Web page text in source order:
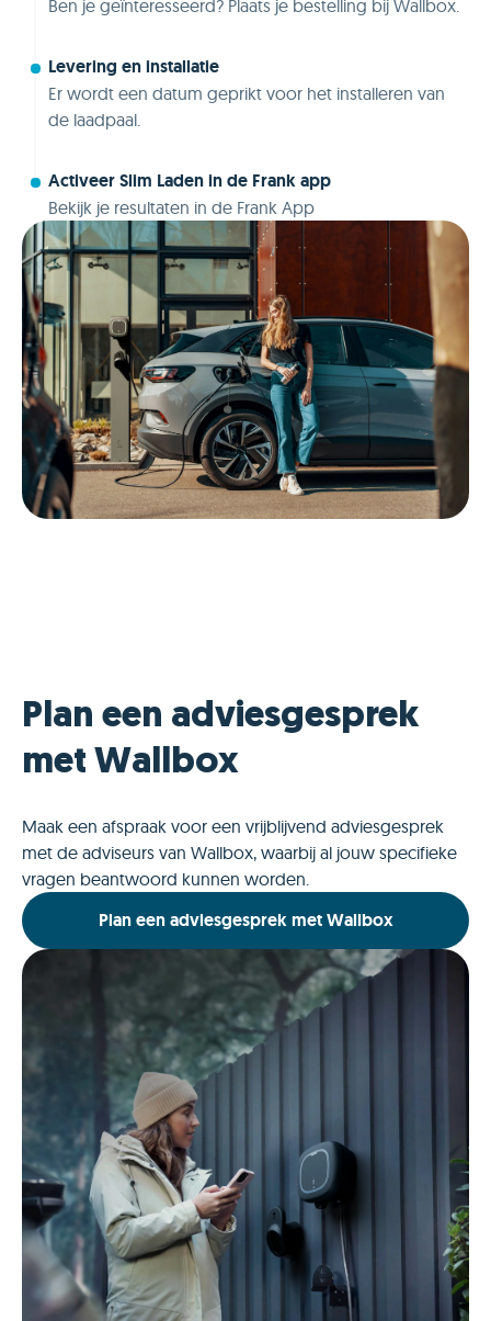
Ben je geïnteresseerd? Plaats je bestelling bij Wallbox.
Levering en installatie
Er wordt een datum geprikt voor het installeren van
de laadpaal.
Activeer Slim Laden in de Frank app
Bekijk je resultaten in de Frank App
Plan een adviesgesprek
met Wallbox
Maak een afspraak voor een vrijblijvend adviesgesprek
met de adviseurs van Wallbox, waarbij al jouw specifieke
vragen beantwoord kunnen worden.
Plan een adviesgesprek met Wallbox